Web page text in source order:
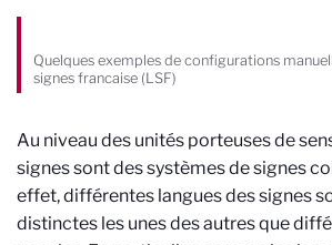
Quelques exemples de configurations
signes francaise (LSF)
Au niveau des unités porteuses de
signes sont des systèmes de signes
effet, différentes langues des signes
distinctes les unes des autres que